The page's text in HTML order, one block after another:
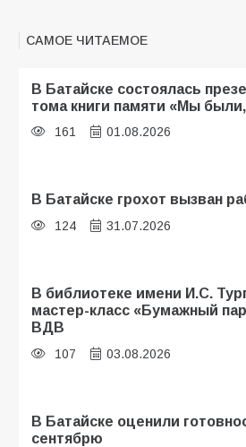
САМОЕ ЧИТАЕМОЕ
В Батайске состоялась
тома книги памяти «Мы
161 01.08.2026
В Батайске грохот вызван
124 31.07.2026
В библиотеке имени И.С.
мастер-класс «Бумажный
ВДВ
107 03.08.2026
В Батайске оценили
сентябрю